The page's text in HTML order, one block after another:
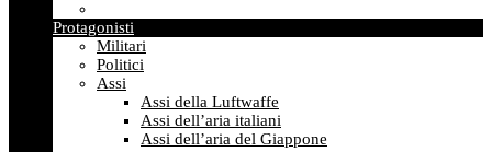
Protagonisti
Militari
Politici
Assi
Assi della Luftwaffe
Assi dell’aria italiani
Assi dell’aria del Giappone